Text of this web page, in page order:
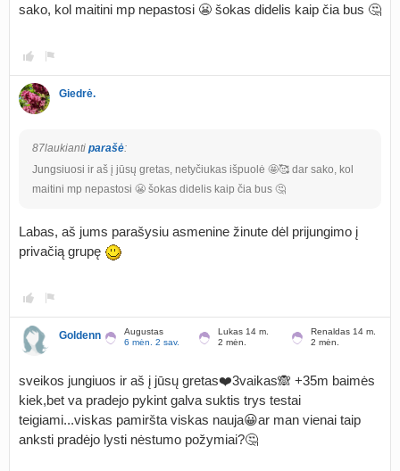
sako, kol maitini mp nepastosi 😬 šokas didelis kaip čia bus 🤔
Giedrė.
87laukianti parašė:
Jungsiuosi ir aš į jūsų gretas, netyčiukas išpuolė 🤩🥰 dar sako, kol
maitini mp nepastosi 😬 šokas didelis kaip čia bus 🤔
Labas, aš jums parašysiu asmenine žinute dėl prijungimo į
privačią grupę
Goldenn
Augustas
6 mėn. 2 sav.
Lukas 14 m.
2 mėn.
Renaldas 14 m.
2 mėn.
sveikos jungiuos ir aš į jūsų gretas❤️3vaikas🙈 +35m baimės
kiek,bet va pradejo pykint galva suktis trys testai
teigiami...viskas pamiršta viskas nauja😀ar man vienai taip
anksti pradėjo lysti nėstumo požymiai?🤔